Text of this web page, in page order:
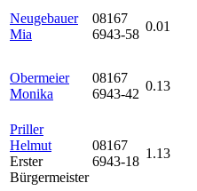
Neugebauer
Mia
08167
6943-58
0.01
Obermeier
Monika
08167
6943-42
0.13
Priller
Helmut
Erster
Bürgermeister
08167
6943-18
1.13